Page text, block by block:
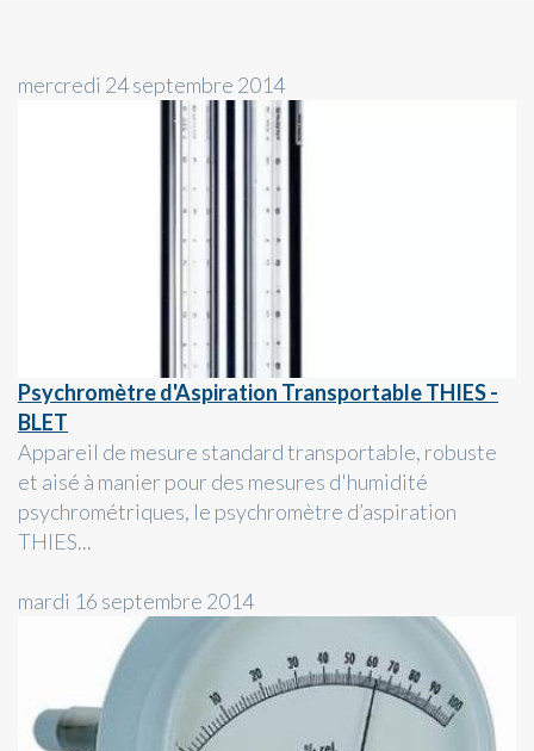
mercredi 24 septembre 2014
Psychromètre d'Aspiration Transportable THIES -
BLET
Appareil de mesure standard transportable, robuste
et aisé à manier pour des mesures d'humidité
psychrométriques, le psychromètre d’aspiration
THIES...
mardi 16 septembre 2014